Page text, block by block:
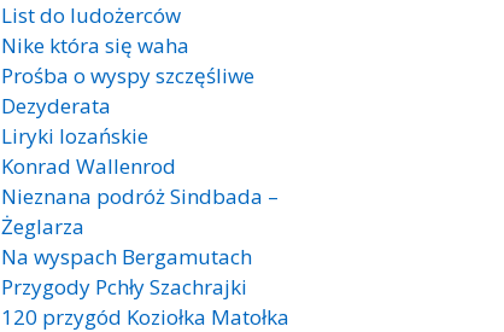
List do ludożerców
Nike która się waha
Prośba o wyspy szczęśliwe
Dezyderata
Liryki lozańskie
Konrad Wallenrod
Nieznana podróż Sindbada –
Żeglarza
Na wyspach Bergamutach
Przygody Pchły Szachrajki
120 przygód Koziołka Matołka